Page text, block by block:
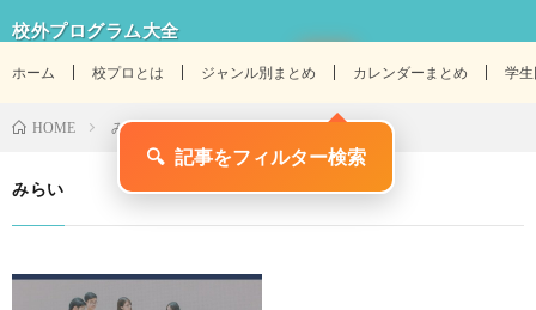
校外プログラム大全
ホーム 校プロとは ジャンル別まとめ カレンダーまとめ 学
HOME みらい
みらい
🔍 記事をフィルター検索